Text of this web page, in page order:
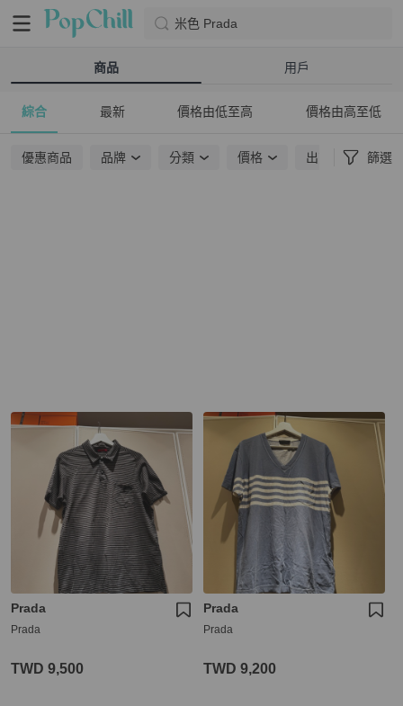
米色 Prada
商品 用戶
綜合 最新 價格由低至高 價格由高至低
優惠商品 品牌 分類 價格 出貨地點 篩選
Prada
Prada
TWD 9,500
Prada
Prada
TWD 9,200